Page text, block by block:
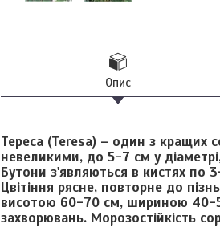
Опис
Тереса (Teresa) – один з кращих
невеликими, до 5-7 см у
Бутони з'являються в кистях по
Цвітіння рясне, повторне до
висотою 60-70 см, шириною 40-
захворювань. Морозостійкість